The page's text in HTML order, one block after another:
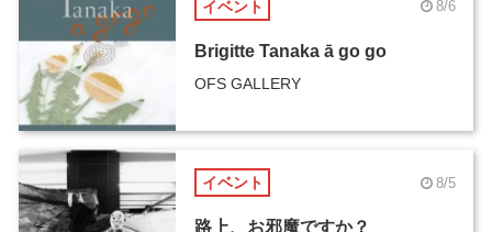
イベント 8/6
Brigitte Tanaka ā go go
OFS GALLERY
イベント 8/5
路上、お邪魔ですか？